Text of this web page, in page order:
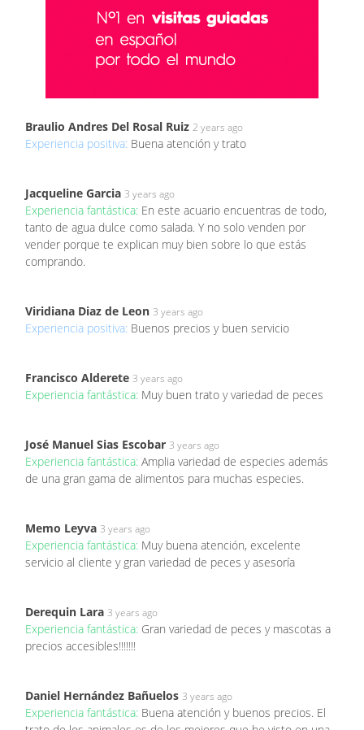
Braulio Andres Del Rosal Ruiz 2 years ago
Experiencia positiva: Buena atención y trato
Jacqueline Garcia 3 years ago
Experiencia fantástica: En este acuario encuentras de todo,
tanto de agua dulce como salada. Y no solo venden por
vender porque te explican muy bien sobre lo que estás
comprando.
Viridiana Diaz de Leon 3 years ago
Experiencia positiva: Buenos precios y buen servicio
Francisco Alderete 3 years ago
Experiencia fantástica: Muy buen trato y variedad de peces
José Manuel Sias Escobar 3 years ago
Experiencia fantástica: Amplia variedad de especies además
de una gran gama de alimentos para muchas especies.
Memo Leyva 3 years ago
Experiencia fantástica: Muy buena atención, excelente
servicio al cliente y gran variedad de peces y asesoría
Derequin Lara 3 years ago
Experiencia fantástica: Gran variedad de peces y mascotas a
precios accesibles!!!!!!!
Daniel Hernández Bañuelos 3 years ago
Experiencia fantástica: Buena atención y buenos precios. El